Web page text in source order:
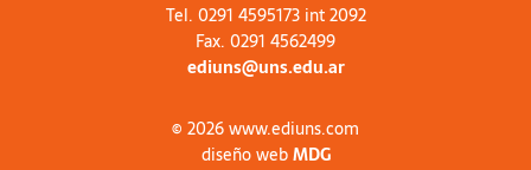
Tel. 0291 4595173 int 2092
Fax. 0291 4562499
ediuns@uns.edu.ar
© 2026 www.ediuns.com
diseño webMDG